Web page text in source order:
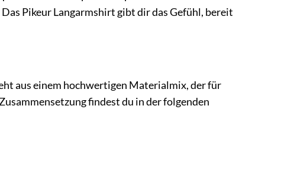
Das Pikeur Langarmshirt gibt dir das Gefühl, bereit
aus einem hochwertigen Materialmix, der für
findest du in der folgenden